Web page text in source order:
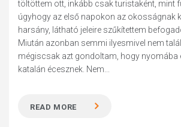
töltöttem ott, inkább csak turistaként, mint
úgyhogy az első napokon az okosságnak
harsány, látható jeleire szűkítettem
Miután azonban semmi ilyesmivel nem
mégiscsak azt gondoltam, hogy nyomába
katalán écesznek. Nem...
READ MORE